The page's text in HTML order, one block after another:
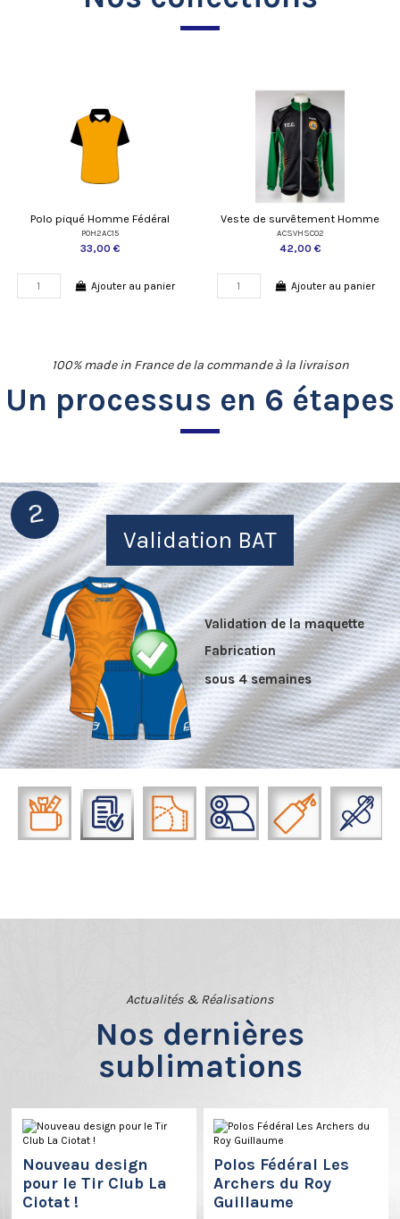
Polo piqué Homme Fédéral
POH2AC15
33,00 €
Ajouter au panier
Veste de survêtement Homme
ACSVHSC02
42,00 €
Ajouter au panier
100% made in France de la commande à la livraison
Un processus en 6 étapes
Validation BAT
2
Validation de la maquette
Fabrication
sous 4 semaines
Actualités & Réalisations
Nos dernières
sublimations
Nouveau design
pour le Tir Club La
Ciotat !
Polos Fédéral Les
Archers du Roy
Guillaume